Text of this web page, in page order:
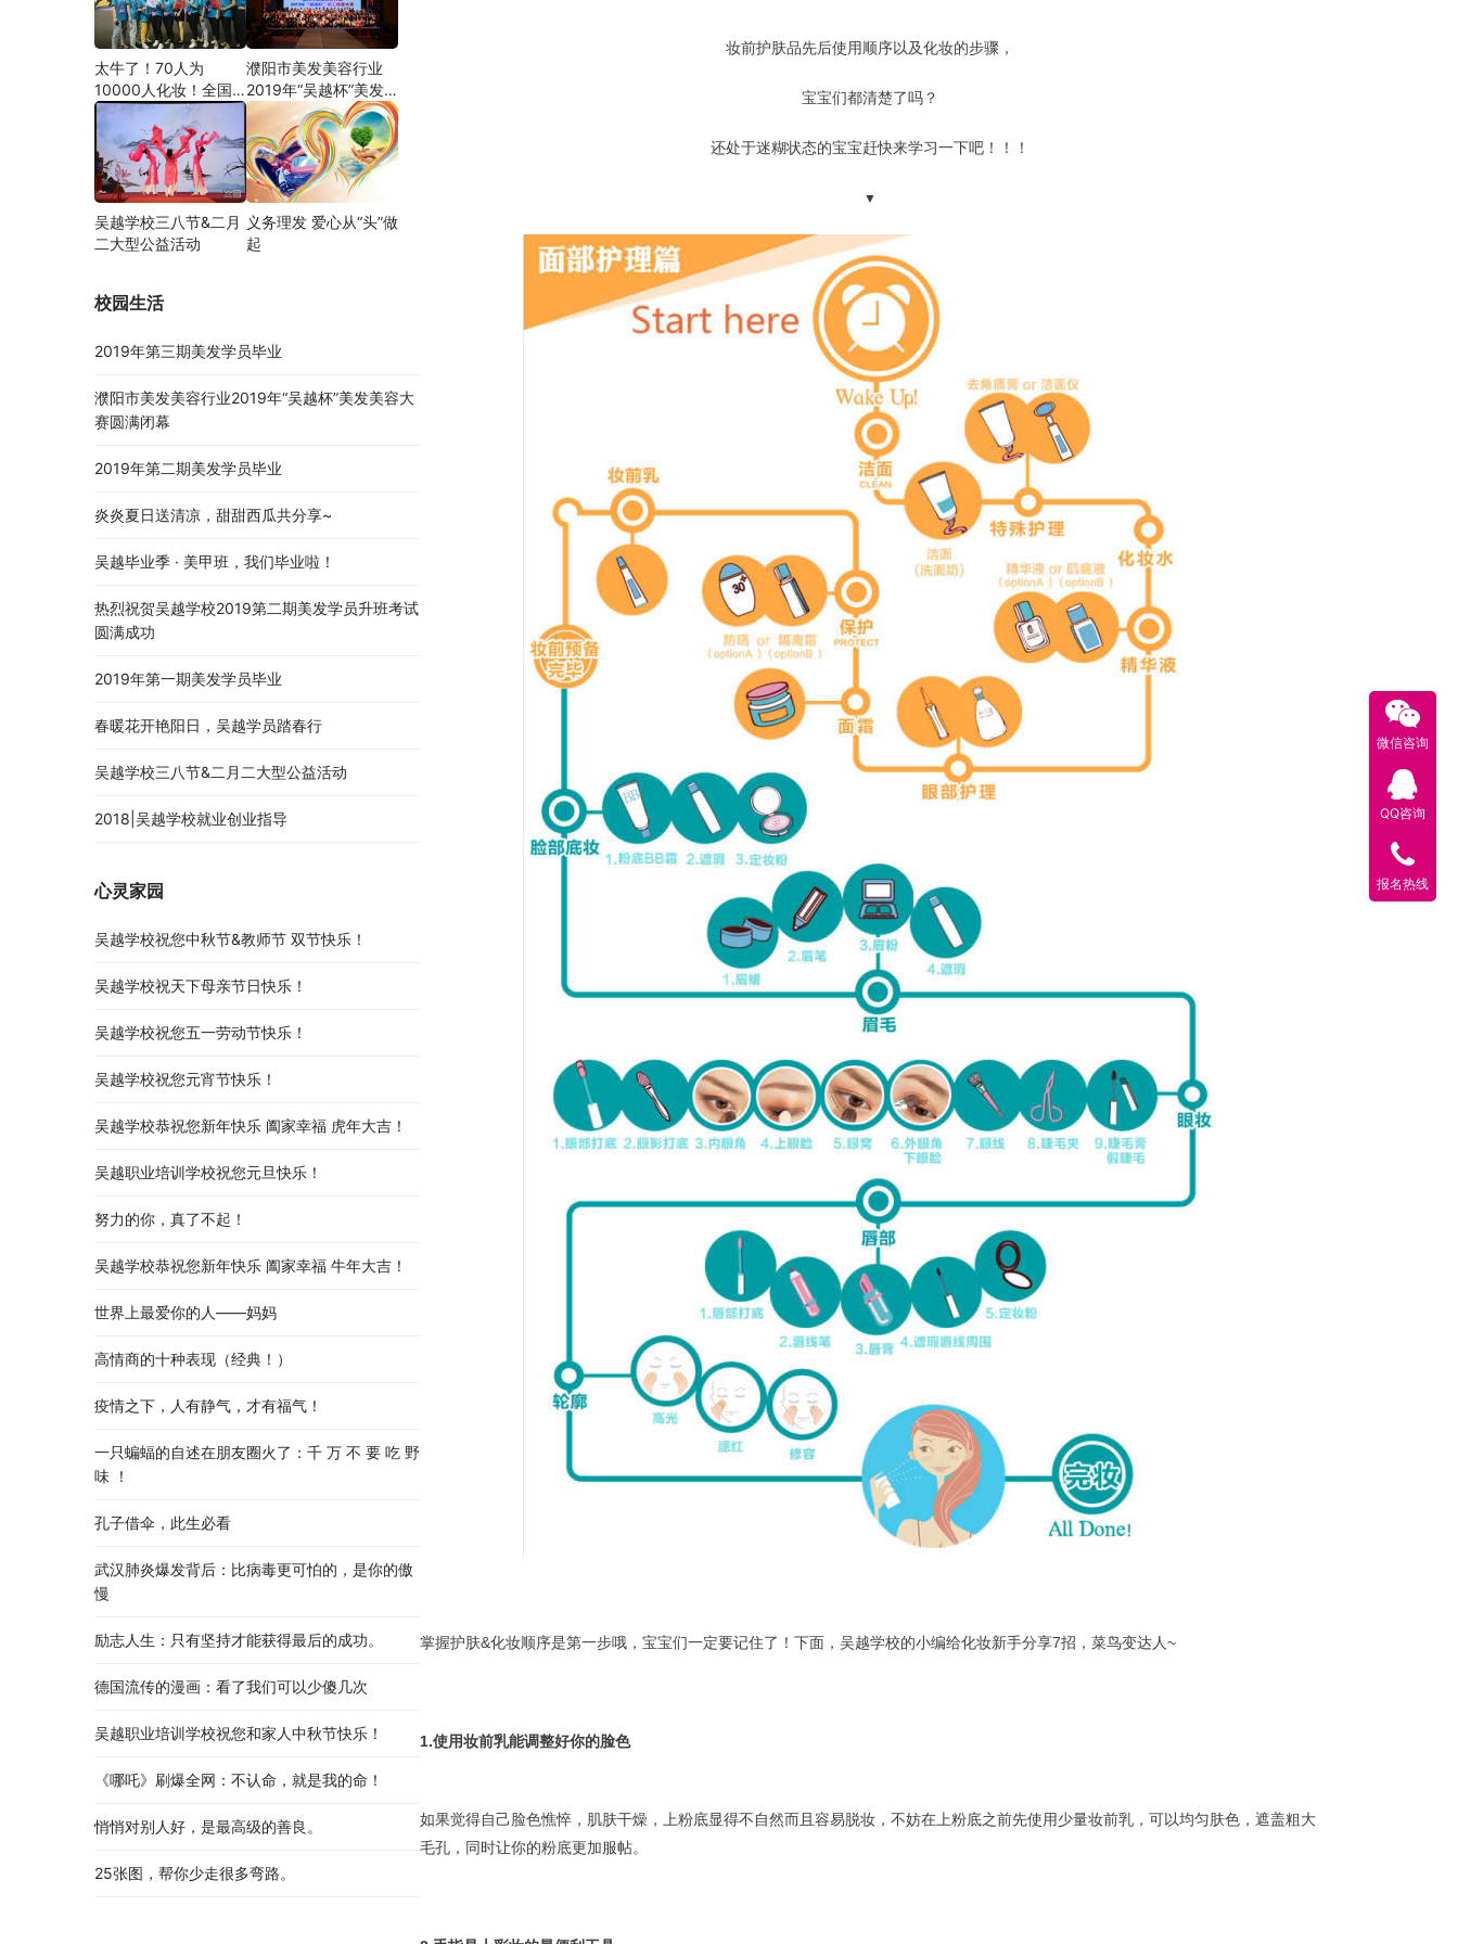
妆前护肤品先后使用顺序以及化妆的步骤，
宝宝们都清楚了吗？
还处于迷糊状态的宝宝赶快来学习一下吧！！！
▼
掌握护肤&化妆顺序是第一步哦， 宝宝们一定要记住了！下面，吴越学校的小编给化妆新手分享7招，菜鸟变达人~
1.使用妆前乳能调整好你的脸色
如果觉得自己脸色憔悴，肌肤干燥，上粉底显得不自然而且容易脱妆，不妨在上粉底之前先使用少量妆前乳，可以均匀肤色，遮盖粗大
毛孔，同时让你的粉底更加服帖。
太牛了！70人为
10000人化妆！全国
关注的盛事你知道吗？
濮阳市美发美容行业
2019年“吴越杯”美发
美容大赛圆满闭幕
吴越学校三八节&二月
二大型公益活动
义务理发 爱心从“头”做
起
校园生活
2019年第三期美发学员毕业
濮阳市美发美容行业2019年“吴越杯”美发美容大
赛圆满闭幕
2019年第二期美发学员毕业
炎炎夏日送清凉，甜甜西瓜共分享~
吴越毕业季 · 美甲班，我们毕业啦！
热烈祝贺吴越学校2019第二期美发学员升班考试
圆满成功
2019年第一期美发学员毕业
春暖花开艳阳日，吴越学员踏春行
吴越学校三八节&二月二大型公益活动
2018|吴越学校就业创业指导
心灵家园
吴越学校祝您中秋节&教师节 双节快乐！
吴越学校祝天下母亲节日快乐！
吴越学校祝您五一劳动节快乐！
吴越学校祝您元宵节快乐！
吴越学校恭祝您新年快乐 阖家幸福 虎年大吉！
吴越职业培训学校祝您元旦快乐！
努力的你，真了不起！
吴越学校恭祝您新年快乐 阖家幸福 牛年大吉！
世界上最爱你的人——妈妈
高情商的十种表现（经典！）
疫情之下，人有静气，才有福气！
一只蝙蝠的自述在朋友圈火了：千 万 不 要 吃 野
味 ！
孔子借伞，此生必看
武汉肺炎爆发背后：比病毒更可怕的，是你的傲
慢
励志人生：只有坚持才能获得最后的成功。
德国流传的漫画：看了我们可以少傻几次
吴越职业培训学校祝您和家人中秋节快乐​！​
《哪吒》刷爆全网：不认命，就是我的命！
悄悄对别人好，是最高级的善良。
25张图，帮你少走很多弯路。
微信咨询
QQ咨询
报名热线